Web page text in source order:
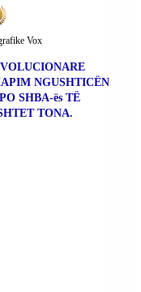
NGUSHTICËN
SHBA-ës TË
TONA.
Vox